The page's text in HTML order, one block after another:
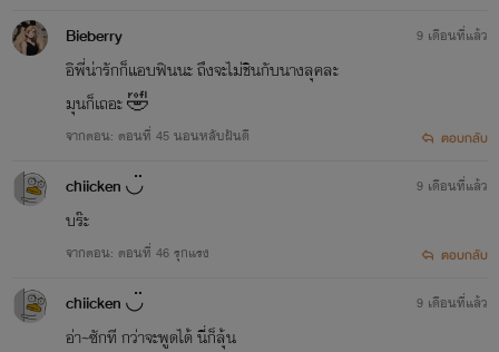
Bieberry
อิพี่น่ารักก็แอบฟินนะ ถึงจะไม่ชินกับนางลุคละ
มุนก็เถอะ 🤣
จากตอน: ตอนที่ 45 นอนหลับฝันดี
9 เดือนที่แล้ว
ตอบกลับ
chiicken ◡̈
บร๊ะ
จากตอน: ตอนที่ 46 รุกแรง
9 เดือนที่แล้ว
ตอบกลับ
chiicken ◡̈
อ่า~ซักที กว่าจะพูดได้ นี่ก็ลุ้น
9 เดือนที่แล้ว